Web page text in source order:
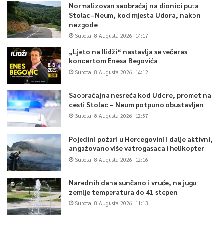
Normalizovan saobraćaj na dionici puta
Stolac–Neum, kod mjesta Udora, nakon
nezgode
Subota, 8 Augusta 2026, 14:17
„Ljeto na Ilidži“ nastavlja se večeras
koncertom Enesa Begovića
Subota, 8 Augusta 2026, 14:12
Saobraćajna nesreća kod Udore, promet na
cesti Stolac – Neum potpuno obustavljen
Subota, 8 Augusta 2026, 12:37
Pojedini požari u Hercegovini i dalje aktivni,
angažovano više vatrogasaca i helikopter
Subota, 8 Augusta 2026, 12:16
Narednih dana sunčano i vruće, na jugu
zemlje temperatura do 41 stepen
Subota, 8 Augusta 2026, 11:13